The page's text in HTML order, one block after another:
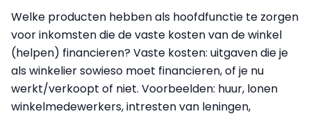
Welke producten hebben als hoofdfunctie te zorgen
voor inkomsten die de vaste kosten van de winkel
(helpen) financieren? Vaste kosten: uitgaven die je
als winkelier sowieso moet financieren, of je nu
werkt/verkoopt of niet. Voorbeelden: huur, lonen
winkelmedewerkers, intresten van leningen,